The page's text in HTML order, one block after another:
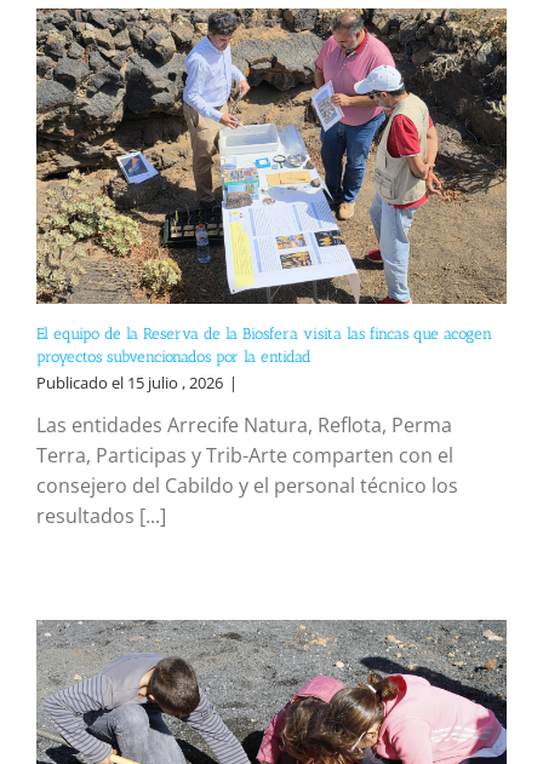
El equipo de la Reserva de la Biosfera visita las fincas que acogen
proyectos subvencionados por la entidad
Publicado el 15 julio , 2026 |
Las entidades Arrecife Natura, Reflota, Perma
Terra, Participas y Trib-Arte comparten con el
consejero del Cabildo y el personal técnico los
resultados [...]